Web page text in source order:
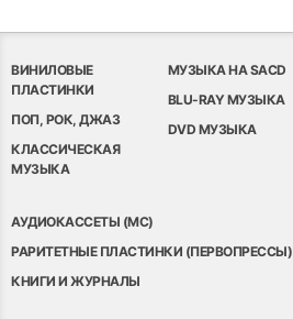
ВИНИЛОВЫЕ
ПЛАСТИНКИ
ПОП, РОК, ДЖАЗ
КЛАССИЧЕСКАЯ
МУЗЫКА
МУЗЫКА НА SACD
BLU-RAY МУЗЫКА
DVD МУЗЫКА
АУДИОКАССЕТЫ (MC)
РАРИТЕТНЫЕ ПЛАСТИНКИ (ПЕРВОПРЕССЫ)
КНИГИ И ЖУРНАЛЫ